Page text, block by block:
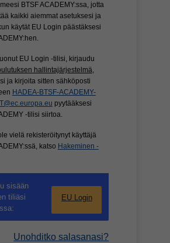
BTSF ACADEMY:ssa, jotta
kaikki aiemmat asetuksesi ja
käytät EU Login päästäksesi
EU Login -tilisi, kirjaudu
hallintajärjestelmä,
ja kirjoita sitten sähköposti
HADEA-BTSF-ACADEMY-
pyytääksesi
-tilisi siirtoa.
vielä rekisteröitynyt käyttäjä
katso Hakeminen -
sisään
tiliäsi
EU Login
Unohditko salasanasi?